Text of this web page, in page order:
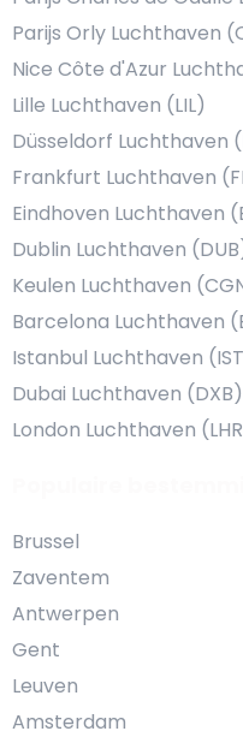
Parijs Orly Luchthaven
Nice Côte d'Azur
Lille Luchthaven (LIL)
Düsseldorf Luchthaven
Frankfurt Luchthaven
Eindhoven Luchthaven
Dublin Luchthaven
Keulen Luchthaven
Barcelona Luchthaven
Istanbul Luchthaven
Dubai Luchthaven (DXB)
London Luchthaven
Brussel
Zaventem
Antwerpen
Gent
Leuven
Amsterdam